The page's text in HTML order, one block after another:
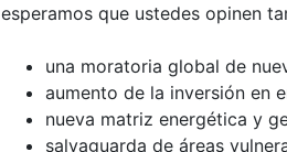
esperamos que ustedes opinen
una moratoria global de
aumento de la inversión en
nueva matriz energética y
salvaguarda de áreas